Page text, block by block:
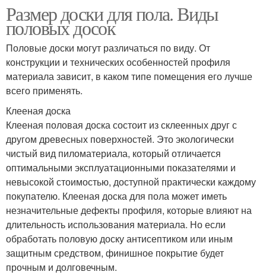
Размер доски для пола. Виды
половых досок
Половые доски могут различаться по виду. От
конструкции и технических особенностей профиля
материала зависит, в каком типе помещения его лучше
всего применять.
Клееная доска
Клееная половая доска состоит из склеенных друг с
другом древесных поверхностей. Это экологически
чистый вид пиломатериала, который отличается
оптимальными эксплуатационными показателями и
невысокой стоимостью, доступной практически каждому
покупателю. Клееная доска для пола может иметь
незначительные дефекты профиля, которые влияют на
длительность использования материала. Но если
обработать половую доску антисептиком или иным
защитным средством, финишное покрытие будет
прочным и долговечным.